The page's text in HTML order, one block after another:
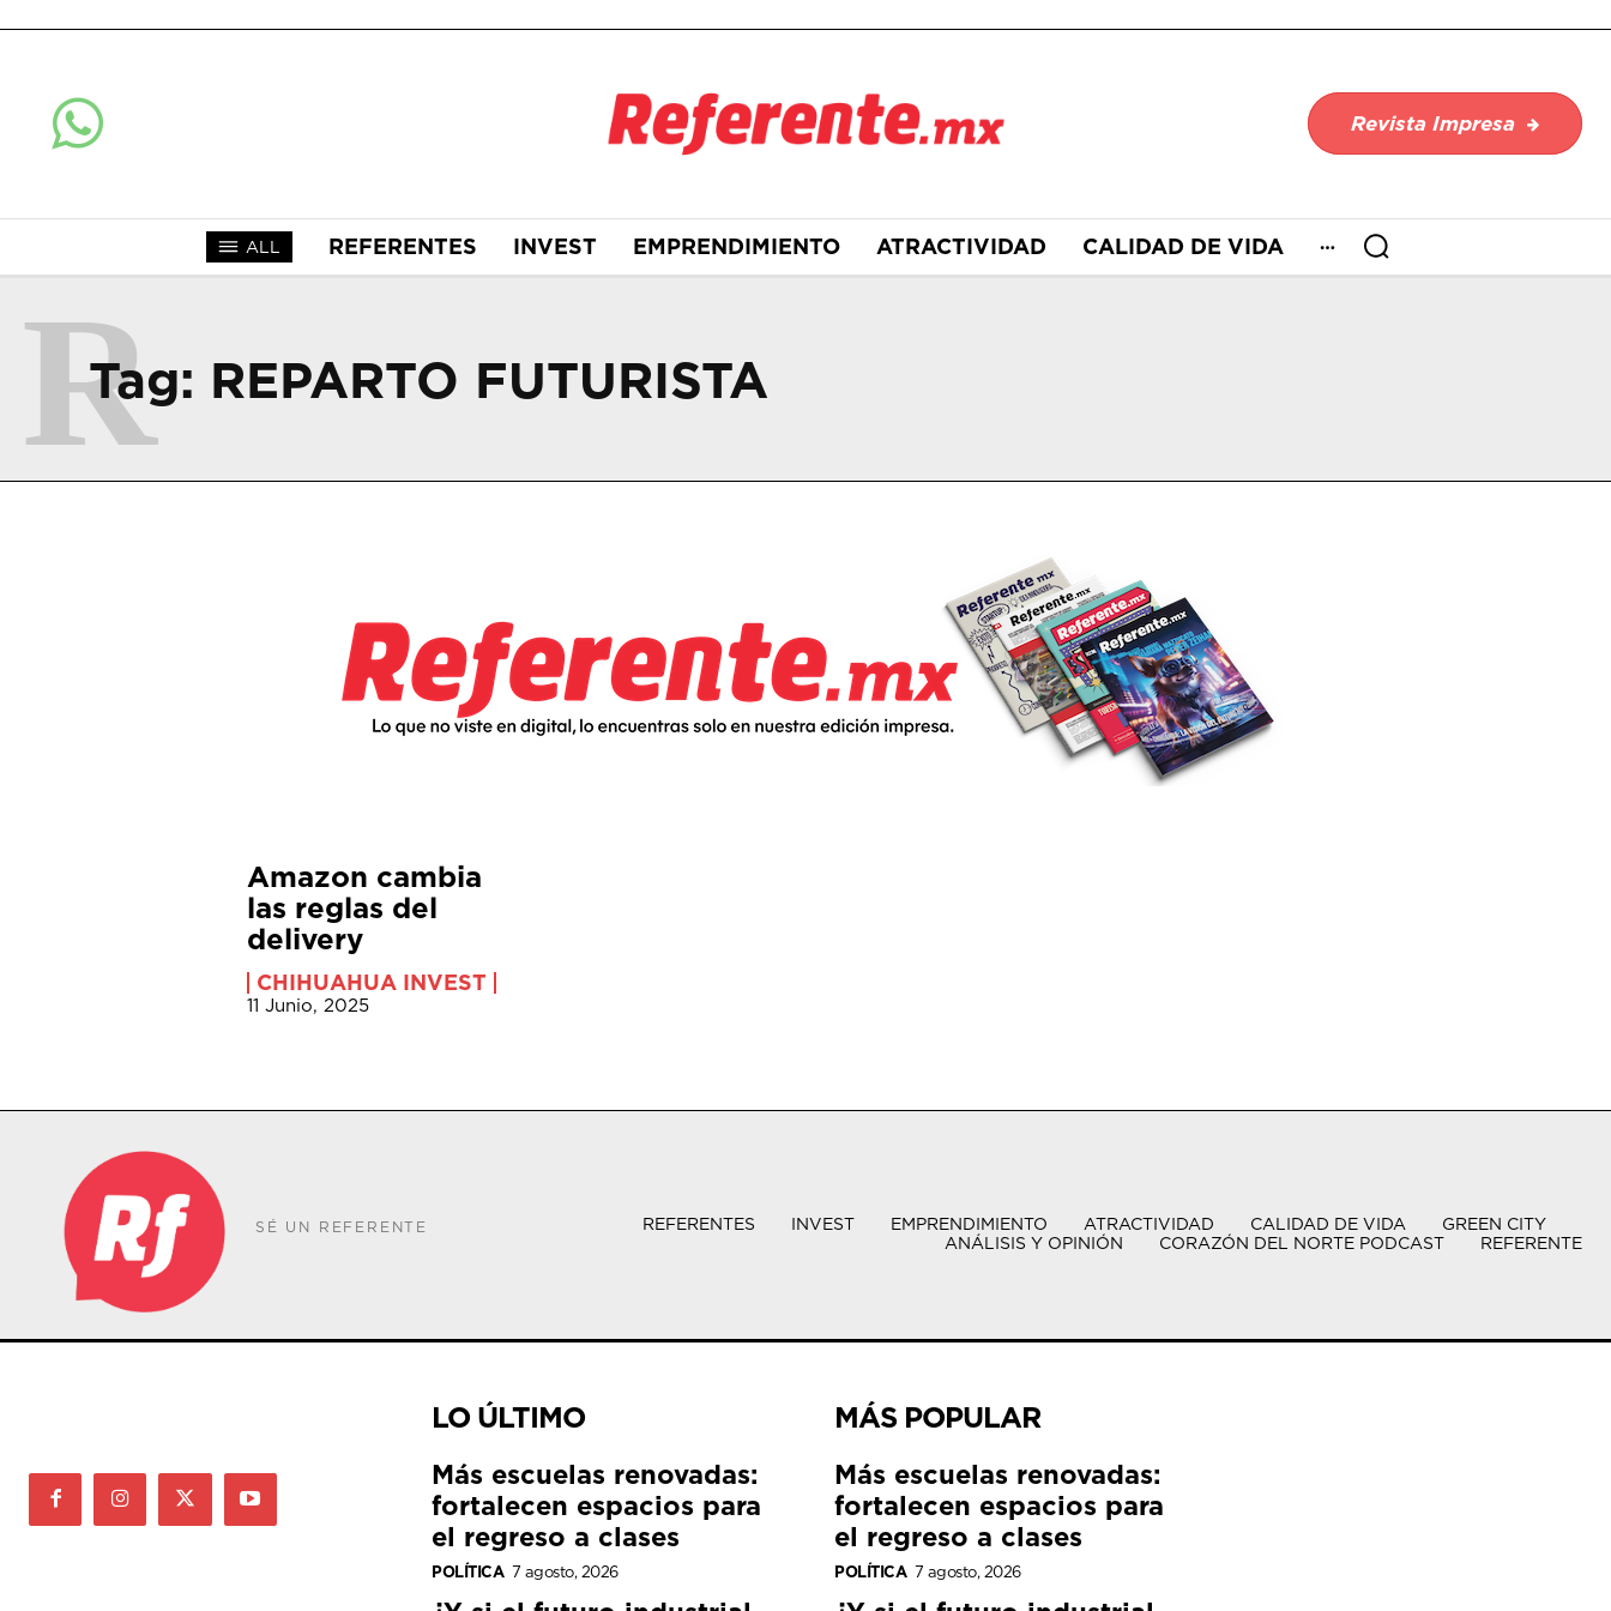
Revista Impresa
ALL REFERENTES INVEST EMPRENDIMIENTO ATRACTIVIDAD CALIDAD DE VIDA
Tag: REPARTO FUTURISTA
R
Amazon cambia
las reglas del
delivery
CHIHUAHUA INVEST
11 Junio, 2025
SÉ UN REFERENTE REFERENTES INVEST EMPRENDIMIENTO ATRACTIVIDAD CALIDAD DE VIDA
GREEN CITY
ANÁLISIS Y OPINIÓN
CORAZÓN DEL NORTE PODCAST REFERENTE
LO ÚLTIMO
Más escuelas renovadas:
fortalecen espacios para
el regreso a clases
POLÍTICA 7 agosto, 2026
MÁS POPULAR
Más escuelas renovadas:
fortalecen espacios para
el regreso a clases
POLÍTICA 7 agosto, 2026